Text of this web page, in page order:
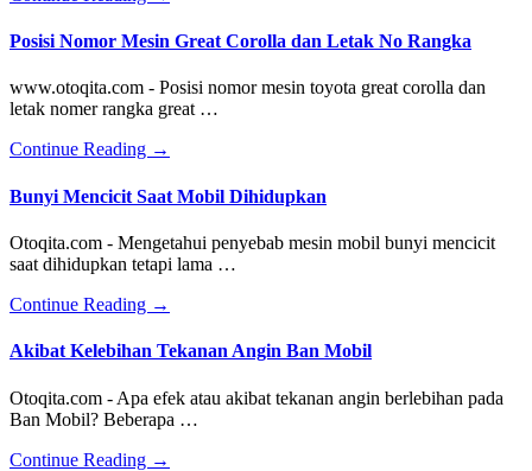
atau
Timing
Belt
Rusak
Posisi Nomor Mesin Great Corolla dan Letak No Rangka
www.otoqita.com - Posisi nomor mesin toyota great corolla dan
letak nomer rangka great …
Continue Reading about
Nomor
Great
Corolla
dan
No
Rangka
→
Bunyi Mencicit Saat Mobil Dihidupkan
Otoqita.com - Mengetahui penyebab mesin mobil bunyi mencicit
saat dihidupkan tetapi lama …
Continue Reading about
Mencicit
Mobil
Dihidupkan
→
Akibat Kelebihan Tekanan Angin Ban Mobil
Otoqita.com - Apa efek atau akibat tekanan angin berlebihan pada
Ban Mobil? Beberapa …
Continue Reading about
→